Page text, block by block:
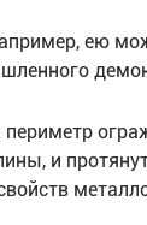
ею
и